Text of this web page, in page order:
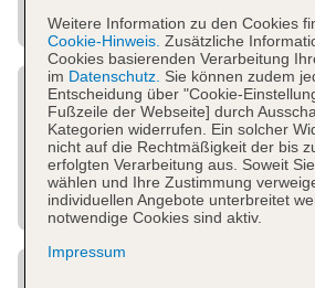
Weitere Information zu den Cookies
Cookie-Hinweis. Zusätzliche
Cookies basierenden Verarbeitung
im Datenschutz. Sie können zudem
Entscheidung über "Cookie-
Fußzeile der Webseite] durch
Kategorien widerrufen. Ein solcher
nicht auf die Rechtmäßigkeit der bis
erfolgten Verarbeitung aus. Soweit Sie
wählen und Ihre Zustimmung
individuellen Angebote unterbreitet
notwendige Cookies sind aktiv.
Impressum